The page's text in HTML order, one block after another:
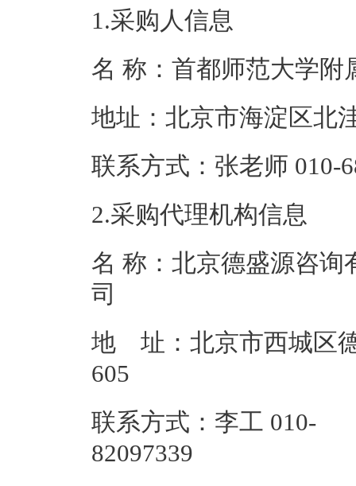
1.采购人信息
名 称：首都师范
地址：北京市
联系方式：张老
2.采购代理机构信息
名 称：北京德盛源咨询
地 址：北京市西城区
联系方式：李工 010-